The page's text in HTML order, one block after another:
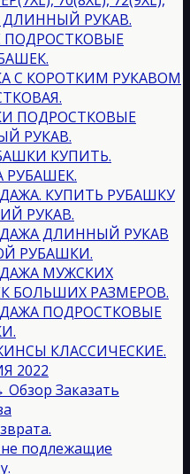
ДЛИННЫЙ РУКАВ.
С КОРОТКИМ РУКАВОМ
ПОДРОСТКОВЫЕ
РУКАВ.
КУПИТЬ.
РУБАШЕК.
КУПИТЬ РУБАШКУ
РУКАВ.
ДЛИННЫЙ РУКАВ
РУБАШКИ.
МУЖСКИХ
БОЛЬШИХ РАЗМЕРОВ.
ПОДРОСТКОВЫЕ
КЛАССИЧЕСКИЕ.
2022
Заказать
подлежащие